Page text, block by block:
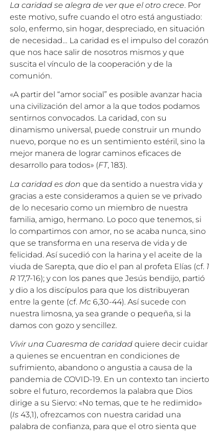
La caridad se alegra de ver que el otro crece. Por
este motivo, sufre cuando el otro está angustiado:
solo, enfermo, sin hogar, despreciado, en situación
de necesidad… La caridad es el impulso del corazón
que nos hace salir de nosotros mismos y que
suscita el vínculo de la cooperación y de la
comunión.
«A partir del “amor social” es posible avanzar hacia
una civilización del amor a la que todos podamos
sentirnos convocados. La caridad, con su
dinamismo universal, puede construir un mundo
nuevo, porque no es un sentimiento estéril, sino la
mejor manera de lograr caminos eficaces de
desarrollo para todos» (FT, 183).
La caridad es don que da sentido a nuestra vida y
gracias a este consideramos a quien se ve privado
de lo necesario como un miembro de nuestra
familia, amigo, hermano. Lo poco que tenemos, si
lo compartimos con amor, no se acaba nunca, sino
que se transforma en una reserva de vida y de
felicidad. Así sucedió con la harina y el aceite de la
viuda de Sarepta, que dio el pan al profeta Elías (cf. 1
R 17,7-16); y con los panes que Jesús bendijo, partió
y dio a los discípulos para que los distribuyeran
entre la gente (cf. Mc 6,30-44). Así sucede con
nuestra limosna, ya sea grande o pequeña, si la
damos con gozo y sencillez.
Vivir una Cuaresma de caridad quiere decir cuidar
a quienes se encuentran en condiciones de
sufrimiento, abandono o angustia a causa de la
pandemia de COVID-19. En un contexto tan incierto
sobre el futuro, recordemos la palabra que Dios
dirige a su Siervo: «No temas, que te he redimido»
(Is 43,1), ofrezcamos con nuestra caridad una
palabra de confianza, para que el otro sienta que